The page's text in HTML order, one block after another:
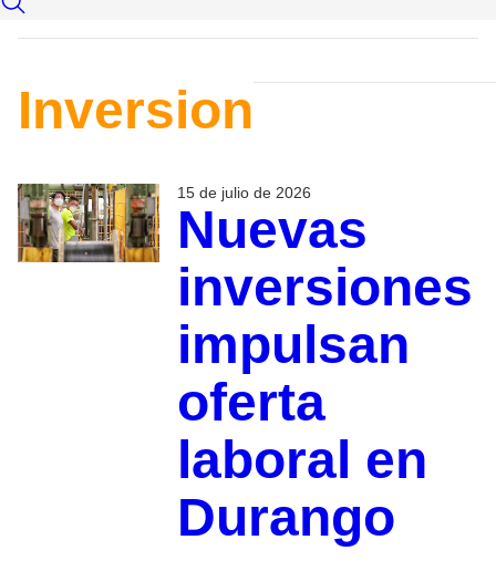
Inversion
15 de julio de 2026
Nuevas
inversiones
impulsan
oferta
laboral en
Durango